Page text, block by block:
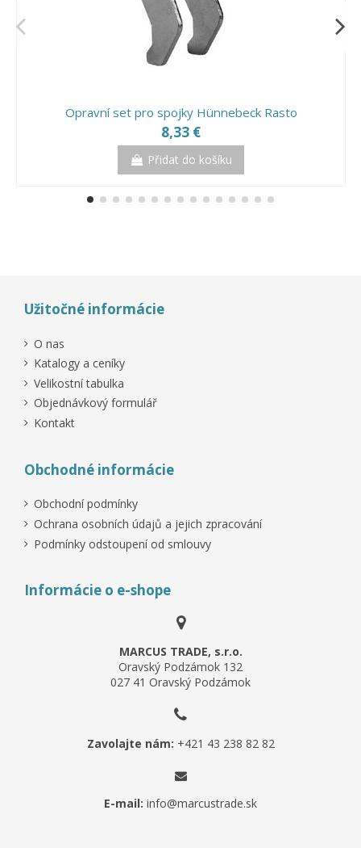
Opravní set pro spojky Hünnebeck Rasto
8,33 €
Přidat do košíku
Užitočné informácie
O nas
Katalogy a ceníky
Velikostní tabulka
Objednávkový formulář
Kontakt
Obchodné informácie
Obchodní podmínky
Ochrana osobních údajů a jejich zpracování
Podmínky odstoupení od smlouvy
Informácie o e-shope
MARCUS TRADE, s.r.o.
Oravský Podzámok 132
027 41 Oravský Podzámok
Zavolajte nám: +421 43 238 82 82
E-mail: info@marcustrade.sk